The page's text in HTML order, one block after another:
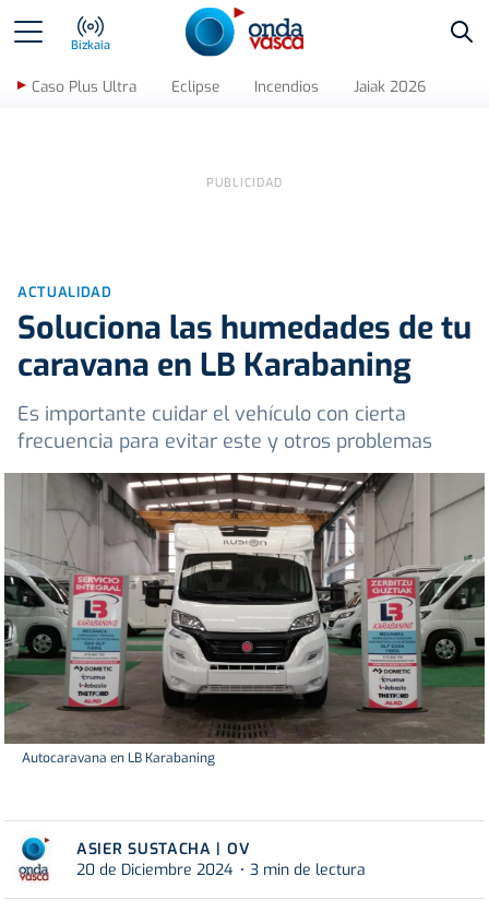
Bizkaia
Caso Plus Ultra Eclipse Incendios Jaiak 2026
ACTUALIDAD
Soluciona las humedades de tu
caravana en LB Karabaning
Es importante cuidar el vehículo con cierta
frecuencia para evitar este y otros problemas
Autocaravana en LB Karabaning
ASIER SUSTACHA | OV
20 de Diciembre 2024
3 min de lectura